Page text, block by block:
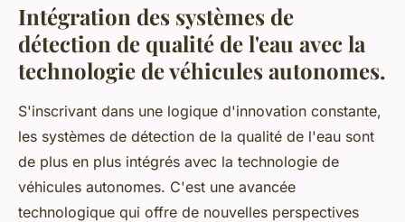
Intégration des systèmes de
détection de qualité de l'eau avec la
technologie de véhicules autonomes.
S'inscrivant dans une logique d'innovation constante,
les systèmes de détection de la qualité de l'eau sont
de plus en plus intégrés avec la technologie de
véhicules autonomes. C'est une avancée
technologique qui offre de nouvelles perspectives